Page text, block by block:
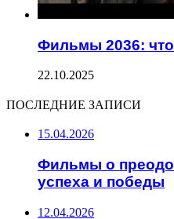
Фильмы 2036:
22.10.2025
ПОСЛЕДНИЕ ЗАПИСИ
15.04.2026
Фильмы о
успеха и победы
12.04.2026